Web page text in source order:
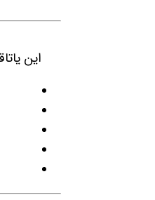
این